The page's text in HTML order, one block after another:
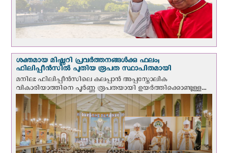
ശക്തമായ മിഷ്ണറി പ്രവർത്തനങ്ങൾക്കു ഫലം;
ഫിലിപ്പീൻസിൽ പുതിയ രൂപത സ്ഥാപിതമായി
മനില: ഫിലിപ്പീൻസിലെ കലപ്പാൻ അപ്പസ്തോലിക
വികാരിയാത്തിനെ പൂർണ്ണ രൂപതയായി ഉയർത്തിക്കൊണ്ടുള്ള...